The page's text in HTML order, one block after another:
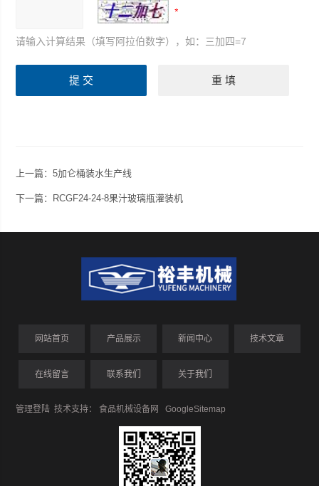
请输入计算结果（填写阿拉伯数字），如：三加四=7
上一篇：5加仑桶装水生产线
下一篇： RCGF24-24-8果汁玻璃瓶灌装机
网站首页 产品展示 新闻中心 技术文章
在线留言 联系我们 关于我们
管理登陆 技术支持：食品机械设备网 GoogleSitemap